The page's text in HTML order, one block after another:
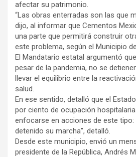
afectar su patrimonio.
“Las obras enterradas son las que
dijo, al informar que Cementos
una parte que permitirá construir
este problema, según el Municipio
El Mandatario estatal argumentó
pesar de la pandemia, no se
llevar el equilibrio entre la
salud.
En ese sentido, detalló que el
por ciento de ocupación
enfocarse en acciones de este tipo:
detenido su marcha”, detalló.
Desde este municipio, envió un
presidente de la República, Andrés